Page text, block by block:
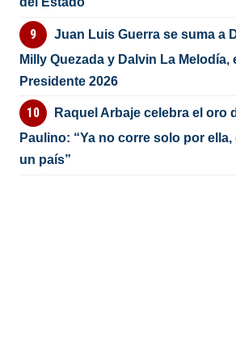
Juan Luis Guerra se suma a
Milly Quezada y Dalvin La Melodía,
Presidente 2026
Raquel Arbaje celebra el oro
Paulino: “Ya no corre solo por
un país”